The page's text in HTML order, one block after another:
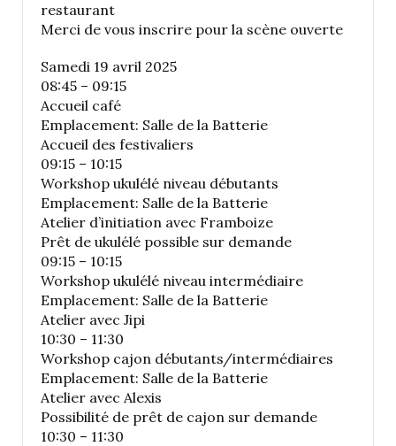
restaurant
Merci de vous inscrire pour la scène ouverte
Samedi 19 avril 2025
08:45 – 09:15
Accueil café
Emplacement: Salle de la Batterie
Accueil des festivaliers
09:15 – 10:15
Workshop ukulélé niveau débutants
Emplacement: Salle de la Batterie
Atelier d’initiation avec Framboize
Prêt de ukulélé possible sur demande
09:15 – 10:15
Workshop ukulélé niveau intermédiaire
Emplacement: Salle de la Batterie
Atelier avec Jipi
10:30 – 11:30
Workshop cajon débutants/intermédiaires
Emplacement: Salle de la Batterie
Atelier avec Alexis
Possibilité de prêt de cajon sur demande
10:30 – 11:30